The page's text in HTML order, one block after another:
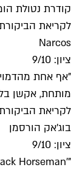
קודרת נטולת הומור, תקבלו את מה
לקריאת
Narcos
ציון: 9/10
מותחת, אקשן
לקריאת
בוג'אק הורסמן
ציון: 9/10